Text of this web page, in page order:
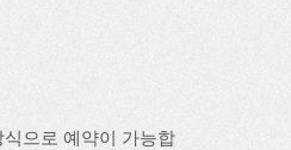
으로 예약이 가능합